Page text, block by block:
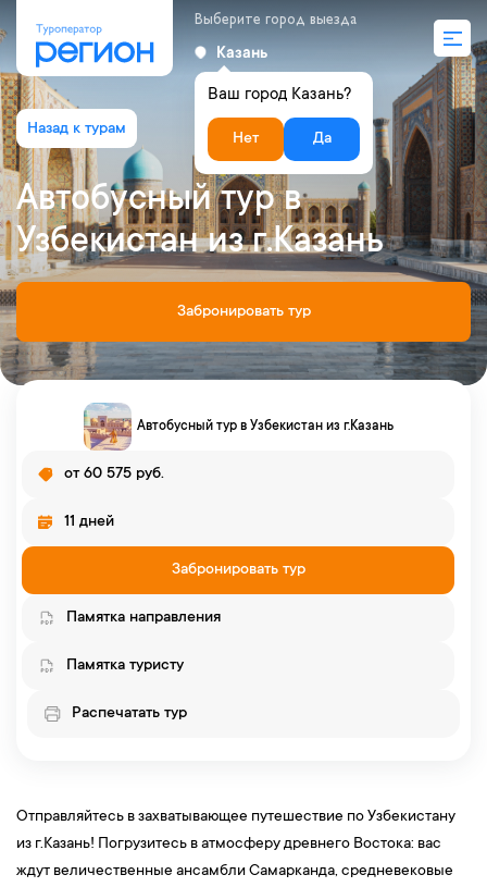
Выберите город выезда
Казань
Ваш город Казань?
Нет Да
Автобусный тур в
Узбекистан из г.Казань
Забронировать тур
Автобусный тур в Узбекистан из г.Казань
от 60 575 руб.
11 дней
Забронировать тур
Памятка направления
Памятка туристу
Распечатать тур
Отправляйтесь взахватывающее путешествие поУзбекистану
из г.Казань! Погрузитесь ватмосферудревнего Востока: вас
ждут величественные ансамблиСамарканда, средневековые